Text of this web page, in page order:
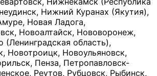
Нижний Куранах (Якутия),
Новая Ладога,
Новоалтайск, Нововоронеж,
(Ленинградская область),
Новотроицк, Новоульяновск,
Пенза, Петропавловск-
Реутов, Рубцовск, Рыбинск,